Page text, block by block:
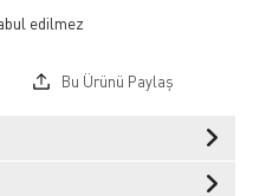
Bu Ürünü Paylaş